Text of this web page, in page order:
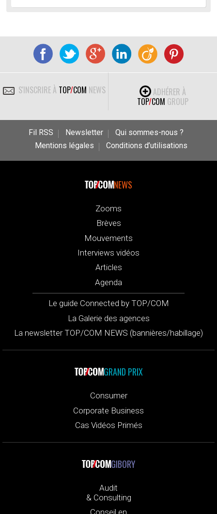
S'INSCRIRE À TOP/COM NEWS
ADHÉRER À
TOP/COM GROUP
Fil RSS Newsletter
Qui sommes-nous ?
Mentions légales
Conditions d’utilisations
NEWS
Zooms
Brèves
Mouvements
Interviews vidéos
Articles
Agenda
Le guide Connected by TOP/COM
La Galerie des agences
La newsletter TOP/COM NEWS (bannières/habillage)
GRAND PRIX
Consumer
Corporate Business
Cas Vidéos Primés
GIBORY
Audit
& Consulting